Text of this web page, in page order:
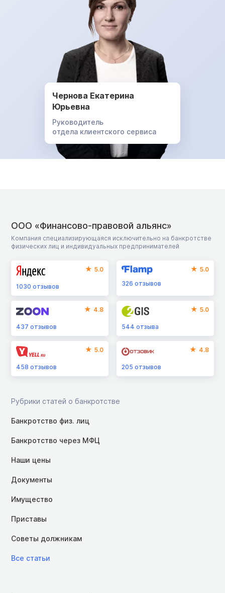
Чернова Екатерина
Юрьевна
Руководитель
отдела клиентского сервиса
ООО «Финансово-правовой альянс»
Компания специализирующаяся исключительно на банкротстве
физических лиц и индивидуальных предпринимателей
5.0
1030 отзывов
5.0
326отзывов
4.8
437 отзывов
5.0
544отзыва
5.0
458 отзывов
4.8
205отзывов
Рубрики статей о банкротстве
Банкротство физ. лиц
Банкротство через МФЦ
Наши цены
Документы
Имущество
Приставы
Советы должникам
Все статьи